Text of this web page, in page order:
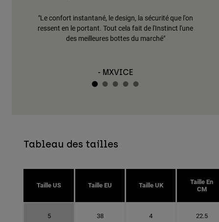
instantané, le design, la sécurité que l'on
en le portant. Tout cela fait de l'Instinct l'une
des meilleures bottes du marché"
"Léger, précis et
Tableau des tailles
Taille US Taille EU Taille UK
Taille En
CM
5 38 4 22.5